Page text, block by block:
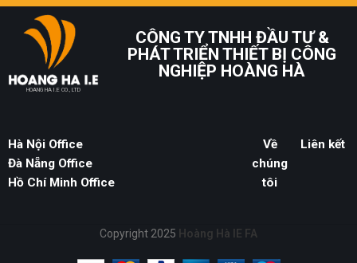
HOANG HA I.E CO., LTD
CÔNG TY TNHH ĐẦU TƯ &
PHÁT TRIỂN THIẾT BỊ CÔNG
NGHIỆP HOÀNG HÀ
Hà Nội Office
Đà Nẵng Office
Hồ Chí Minh Office
Về
chúng
tôi
Liên kết
Copyright 2025 Hoàng Hà IE FA